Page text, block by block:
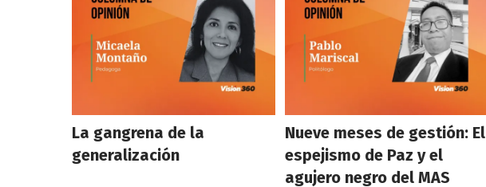
La gangrena de la
generalización
Nueve meses de gestión: El
espejismo de Paz y el
agujero negro del MAS